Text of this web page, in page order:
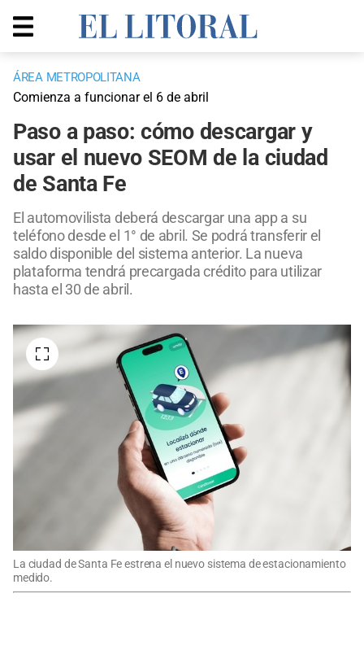
ÁREA METROPOLITANA
Comienza a funcionar el 6 de abril
Paso a paso: cómo descargar y
usar el nuevo SEOM de la ciudad
de Santa Fe
El automovilista deberá descargar una app a su
teléfono desde el 1° de abril. Se podrá transferir el
saldo disponible del sistema anterior. La nueva
plataforma tendrá precargada crédito para utilizar
hasta el 30 de abril.
La ciudad de Santa Fe estrena el nuevo sistema de estacionamiento
medido.